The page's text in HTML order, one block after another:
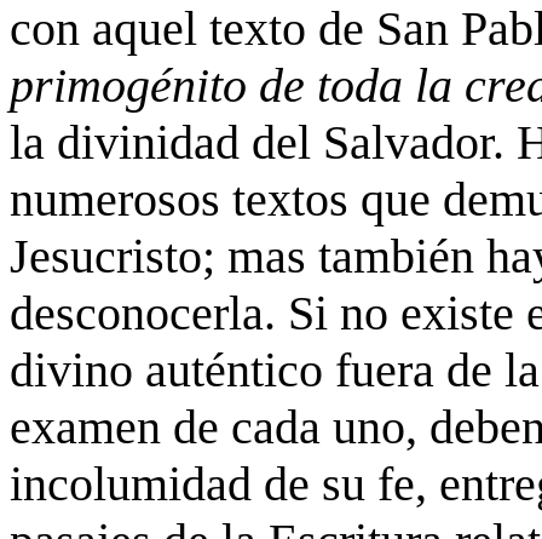
con aquel texto de San
primogénito de toda la
la divinidad del Salvador.
numerosos textos que
Jesucristo; mas también
desconocerla. Si no
divino auténtico fuera de
examen de cada uno,
incolumidad de su fe,